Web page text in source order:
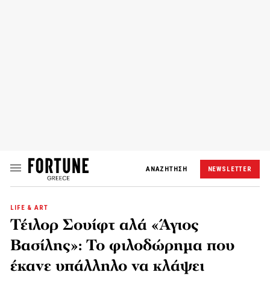
ΑΝΑΖΗΤΗΣΗ NEWSLETTER
LIFE & ART
Τέιλορ Σουίφτ αλά «Άγιος
Βασίλης»: Το φιλοδώρημα που
έκανε υπάλληλο να κλάψει